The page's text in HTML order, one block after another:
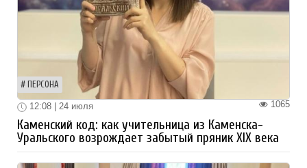
ПЕРСОНА
1065
12:08 | 24 июля
Каменский код: как учительница из Каменска-
Уральского возрождает забытый пряник XIX века